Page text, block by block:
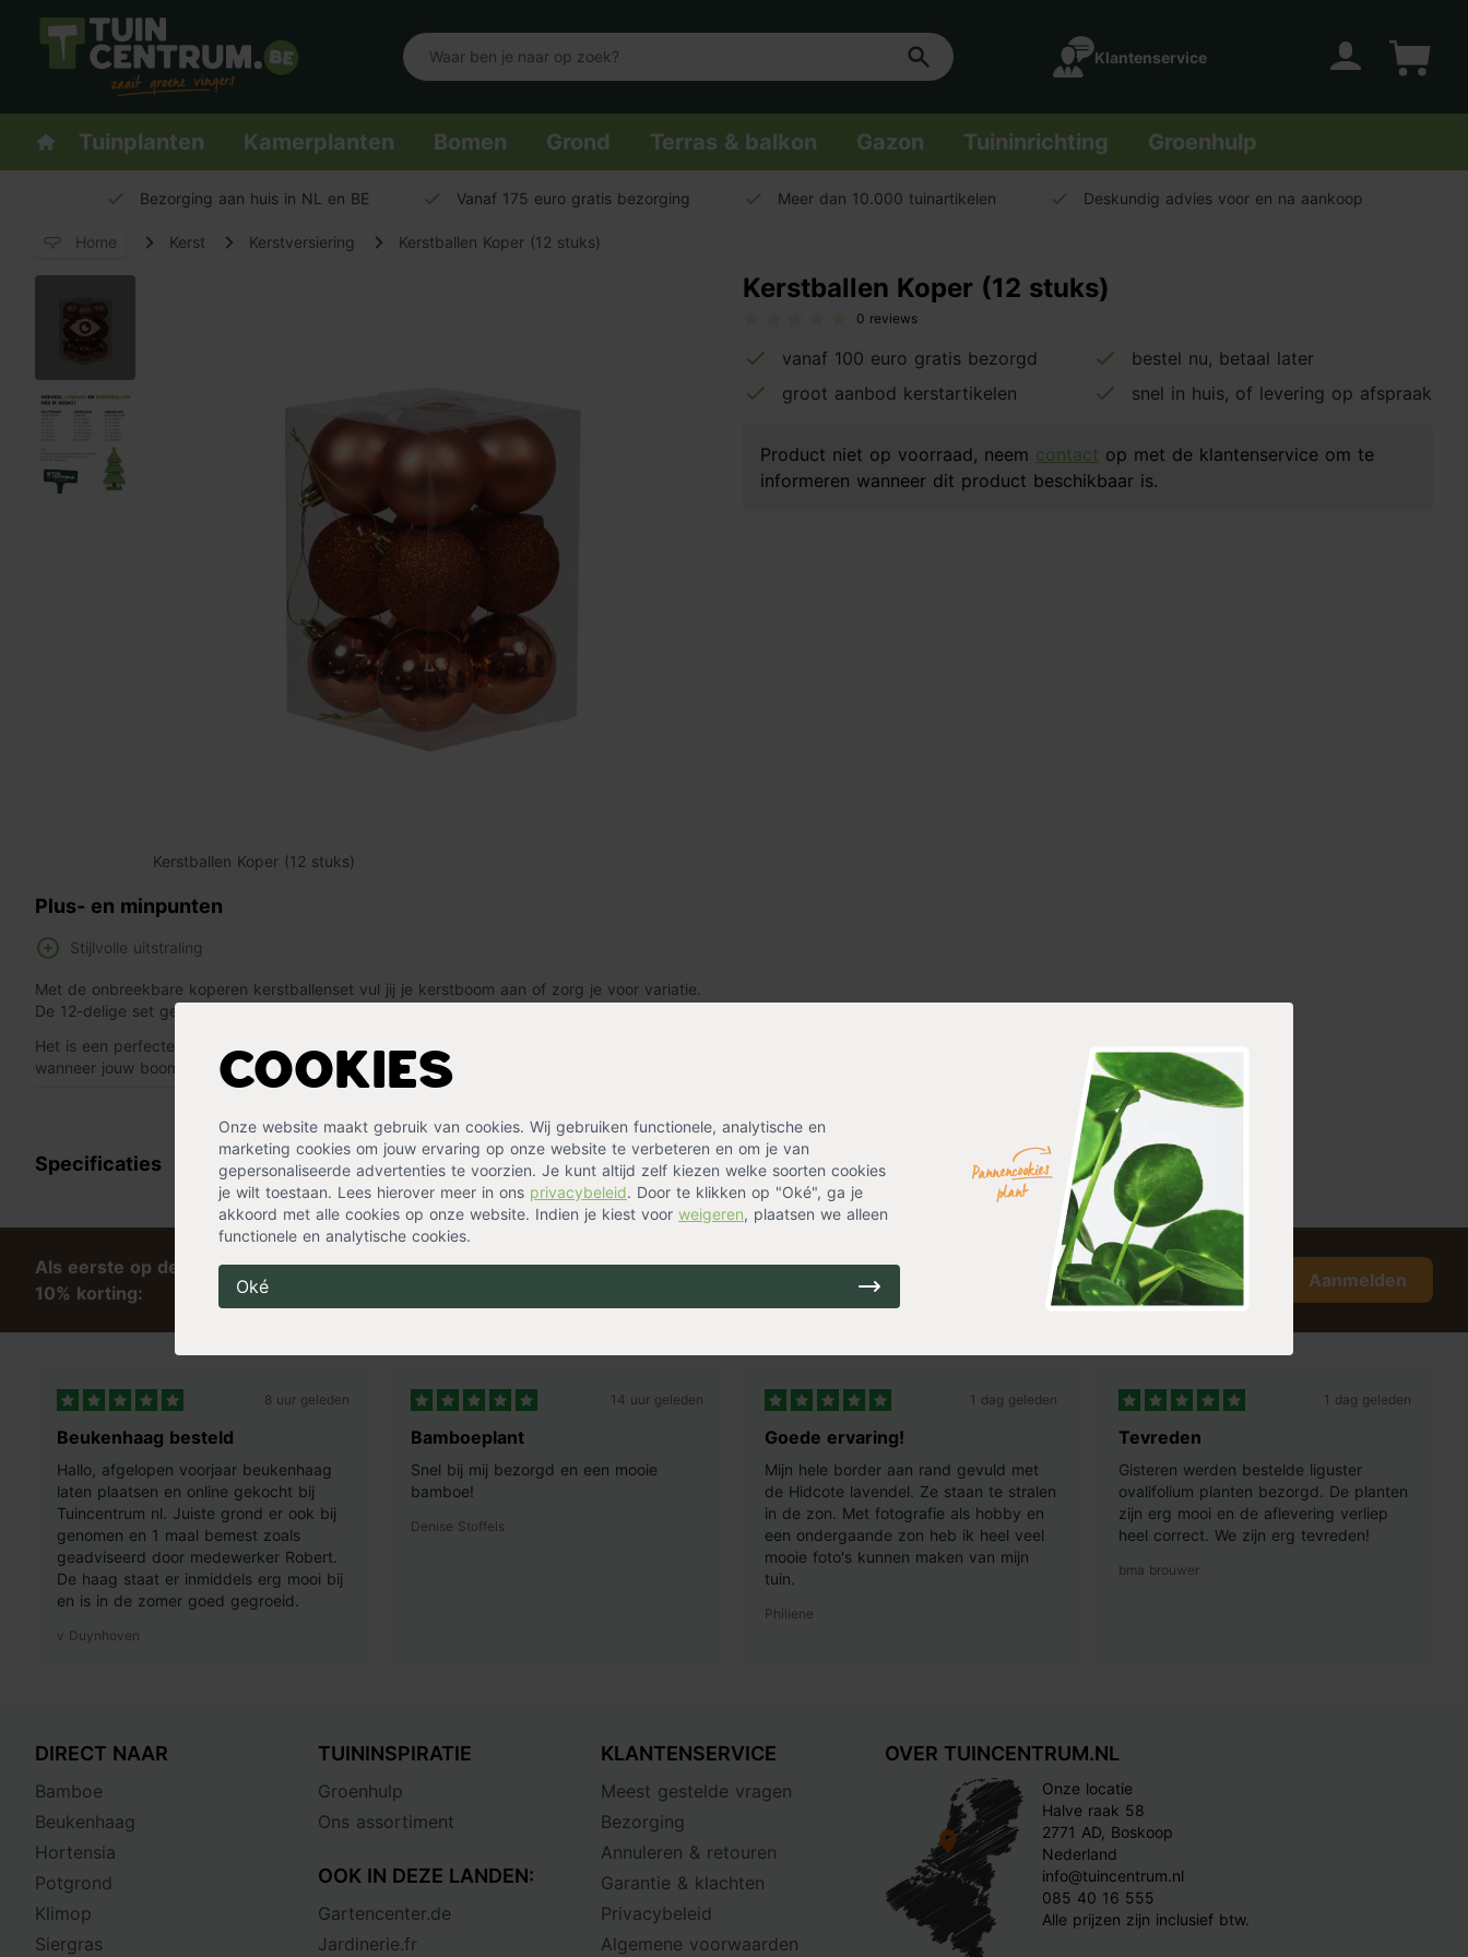
Logo Tuincentrum.be
Klantenservice
Homepage
Tuinplanten Kamerplanten Bomen Grond Terras & balkon Gazon Tuininrichting Groenhulp
Cookies
Onze website maakt gebruik van cookies. Wij gebruiken functionele, analytische en
marketing cookies om jouw ervaring op onze website te verbeteren en om je van
gepersonaliseerde advertenties te voorzien. Je kunt altijd zelf kiezen welke soorten cookies
je wilt toestaan. Lees hierover meer in ons privacybeleid. Door te klikken op "Oké", ga je
akkoord met alle cookies op onze website. Indien je kiest voor weigeren, plaatsen we alleen
functionele en analytische cookies.
Oké
Bezorging aan huis in NL en BE Vanaf 175 euro gratis bezorging Meer dan 10.000 tuinartikelen Deskundig advies voor en na aankoop
Home Kerst Kerstversiering Kerstballen Koper (12 stuks)
Kerstballen Koper (12 stuks)
Kerstballen Koper (12 stuks)
0 reviews
vanaf 100 euro gratis bezorgd
bestel nu, betaal later
groot aanbod kerstartikelen
snel in huis, of levering op afspraak
Product niet op voorraad, neem contact op met de klantenservice om te
informeren wanneer dit product beschikbaar is.
Plus- en minpunten
Stijlvolle uitstraling
Met de onbreekbare koperen kerstballenset vul jij je kerstboom aan of zorg je voor variatie.
De 12-delige set geeft mat, glanzende en glitterballen.
Het is een perfecte manier om de onbreekbare kerstballen en -piek mix te completeren voor
wanneer jouw boom extra groot is!
Specificaties
Als eerste op de hoogte van tips en exclusieve korting? Laat je emailadres achter en ontvang eenmalig
10% korting:
Aanmelden
8 uur geleden
Beukenhaag besteld
Hallo, afgelopen voorjaar beukenhaag
laten plaatsen en online gekocht bij
Tuincentrum nl. Juiste grond er ook bij
genomen en 1 maal bemest zoals
geadviseerd door medewerker Robert.
De haag staat er inmiddels erg mooi bij
en is in de zomer goed gegroeid.
v Duynhoven
14 uur geleden
Bamboeplant
Snel bij mij bezorgd en een mooie
bamboe!
Denise Stoffels
1 dag geleden
Goede ervaring!
Mijn hele border aan rand gevuld met
de Hidcote lavendel. Ze staan te stralen
in de zon. Met fotografie als hobby en
een ondergaande zon heb ik heel veel
mooie foto's kunnen maken van mijn
tuin.
Philiene
1 dag geleden
Tevreden
Gisteren werden bestelde liguster
ovalifolium planten bezorgd. De planten
zijn erg mooi en de aflevering verliep
heel correct. We zijn erg tevreden!
bma brouwer
DIRECT NAAR
Bamboe
Beukenhaag
Hortensia
Potgrond
Klimop
Siergras
TUININSPIRATIE
Groenhulp
Ons assortiment
OOK IN DEZE LANDEN:
Gartencenter.de
Jardinerie.fr
KLANTENSERVICE
Meest gestelde vragen
Bezorging
Annuleren & retouren
Garantie & klachten
Privacybeleid
Algemene voorwaarden
OVER TUINCENTRUM.NL
Onze locatie
Halve raak 58
2771 AD, Boskoop
Nederland
info@tuincentrum.nl
085 40 16 555
Alle prijzen zijn inclusief btw.